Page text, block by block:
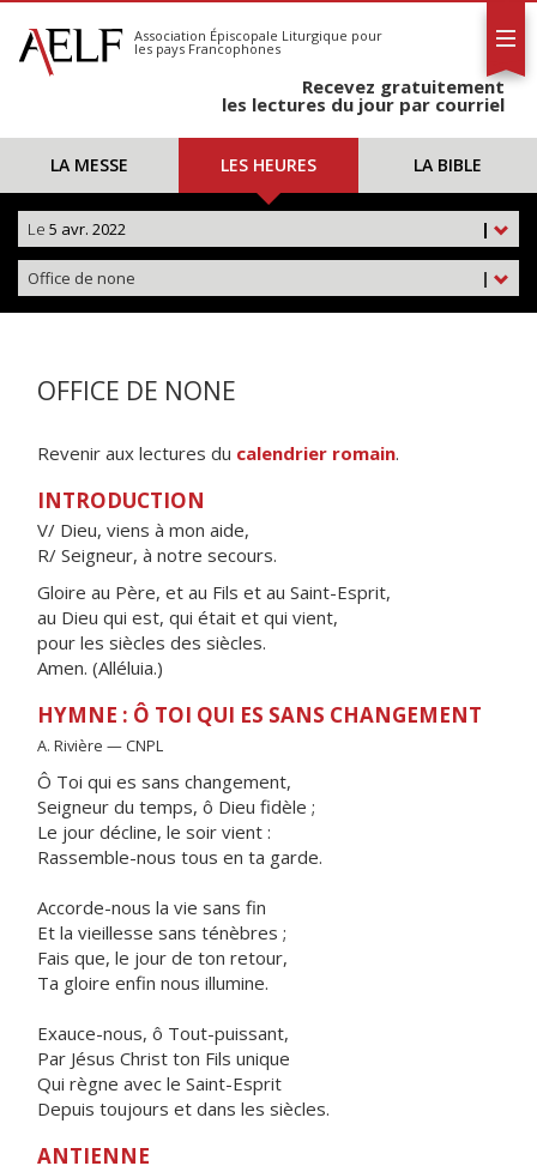
S'abonner
Calendrier
Association Épiscopale Liturgique pour
les pays Francophones
Recevez gratuitement
les lectures du jour par courriel
LA MESSE LES HEURES LA BIBLE
|
Le 5 avr. 2022
|
Office de none
OFFICE DE NONE
Revenir aux lectures du calendrier romain.
INTRODUCTION
V/ Dieu, viens à mon aide,
R/ Seigneur, à notre secours.
Gloire au Père, et au Fils et au Saint-Esprit,
au Dieu qui est, qui était et qui vient,
pour les siècles des siècles.
Amen. (Alléluia.)
HYMNE : Ô TOI QUI ES SANS CHANGEMENT
A. Rivière — CNPL
Ô Toi qui es sans changement,
Seigneur du temps, ô Dieu fidèle ;
Le jour décline, le soir vient :
Rassemble-nous tous en ta garde.
Accorde-nous la vie sans fin
Et la vieillesse sans ténèbres ;
Fais que, le jour de ton retour,
Ta gloire enfin nous illumine.
Exauce-nous, ô Tout-puissant,
Par Jésus Christ ton Fils unique
Qui règne avec le Saint-Esprit
Depuis toujours et dans les siècles.
ANTIENNE